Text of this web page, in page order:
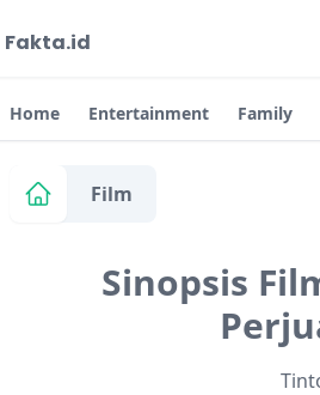
Fakta.id
Home Entertainment Family
Film
Sinopsis